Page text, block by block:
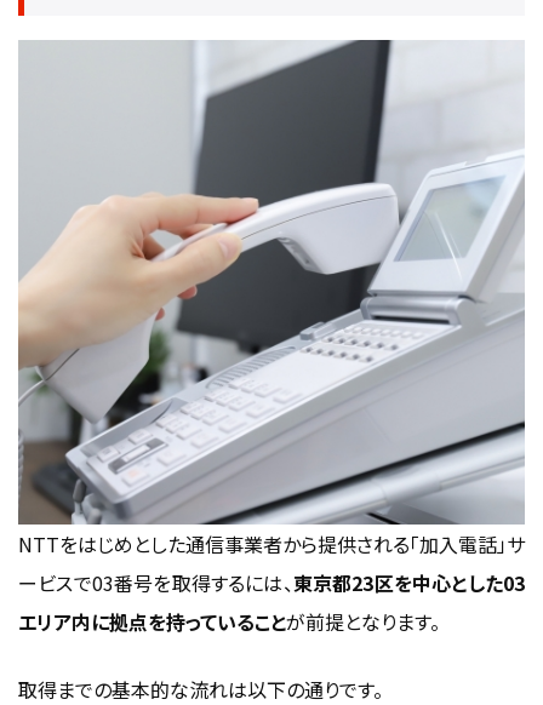
NTTをはじめとした通信事業者から提供される「加入電話」サ
ービスで03番号を取得するには、東京都23区を中心とした03
エリア内に拠点を持っていることが前提となります。
取得までの基本的な流れは以下の通りです。